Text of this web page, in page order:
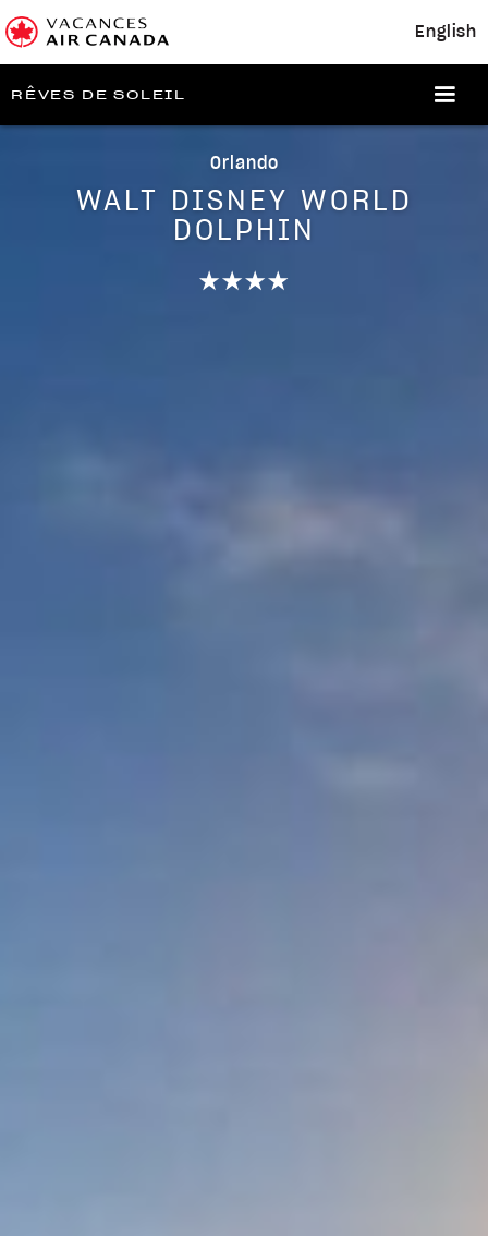
English
RÊVES DE SOLEIL
Orlando
WALT DISNEY WORLD
DOLPHIN